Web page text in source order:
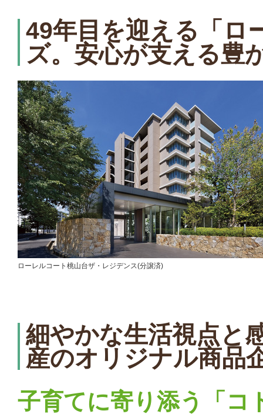
49年目を迎える「ロ
ズ。安心が支える豊
ローレルコート桃山台ザ・レジデンス(分譲済)
細やかな生活視点と
産のオリジナル商品
子育てに寄り添う「コ